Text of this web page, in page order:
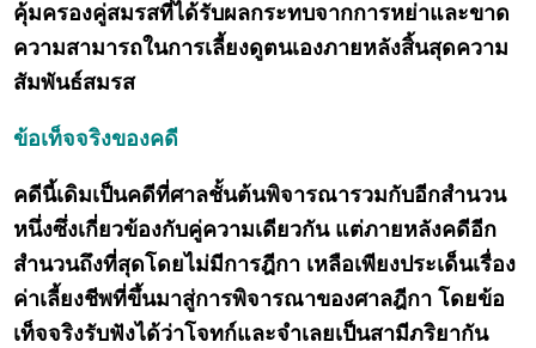
คุ้มครองคู่สมรสที่ได้รับผลกระทบจากการหย่าและขาด
ความสามารถในการเลี้ยงดูตนเองภายหลังสิ้นสุดความ
สัมพันธ์สมรส
ข้อเท็จจริงของคดี
คดีนี้เดิมเป็นคดีที่ศาลชั้นต้นพิจารณารวมกับอีกสำนวน
หนึ่งซึ่งเกี่ยวข้องกับคู่ความเดียวกัน แต่ภายหลังคดีอีก
สำนวนถึงที่สุดโดยไม่มีการฎีกา เหลือเพียงประเด็นเรื่อง
ค่าเลี้ยงชีพที่ขึ้นมาสู่การพิจารณาของศาลฎีกา โดยข้อ
เท็จจริงรับฟังได้ว่าโจทก์และจำเลยเป็นสามีภริยากัน